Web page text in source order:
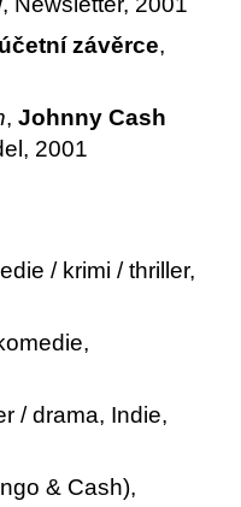
závěrce,
,Johnny Cash
2001
/ krimi / thriller,
/ drama, Indie,
& Cash),